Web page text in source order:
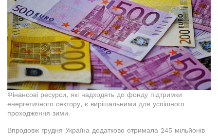
Фінансові ресурси, які надходять до фонду підтримки
енергетичного сектору, є вирішальними для успішного
проходження зими.
Впродовж грудня Україна додатково отримала 245 мільйонів